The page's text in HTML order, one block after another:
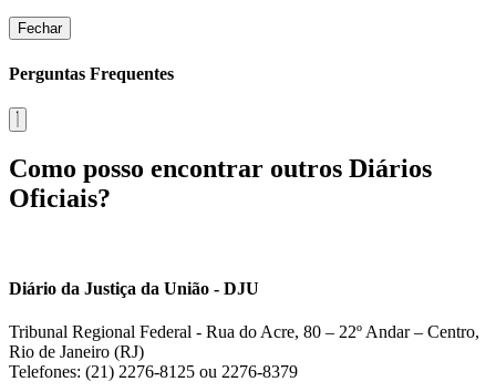
Fechar
Perguntas Frequentes
Como posso encontrar outros Diários
Oficiais?
Diário da Justiça da União - DJU
Tribunal Regional Federal - Rua do Acre, 80 – 22º Andar – Centro,
Rio de Janeiro (RJ)
Telefones: (21) 2276-8125 ou 2276-8379